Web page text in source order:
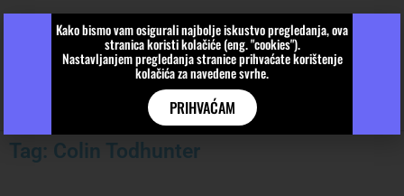
Tag: Colin Todhunter
Kako bismo vam osigurali najbolje iskustvo pregledanja, ova
stranica koristi kolačiće (eng. "cookies").
Nastavljanjem pregledanja stranice prihvaćate korištenje
kolačića za navedene svrhe.
PRIHVAĆAM